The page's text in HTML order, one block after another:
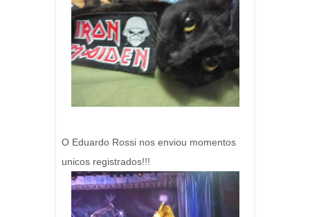
O Eduardo Rossi nos enviou momentos
unicos registrados!!!